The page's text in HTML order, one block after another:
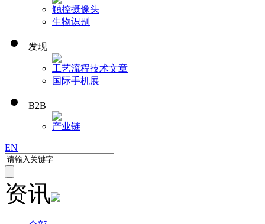
触控摄像头
生物识别
发现
工艺流程技术文章
国际手机展
B2B
产业链
EN
资讯